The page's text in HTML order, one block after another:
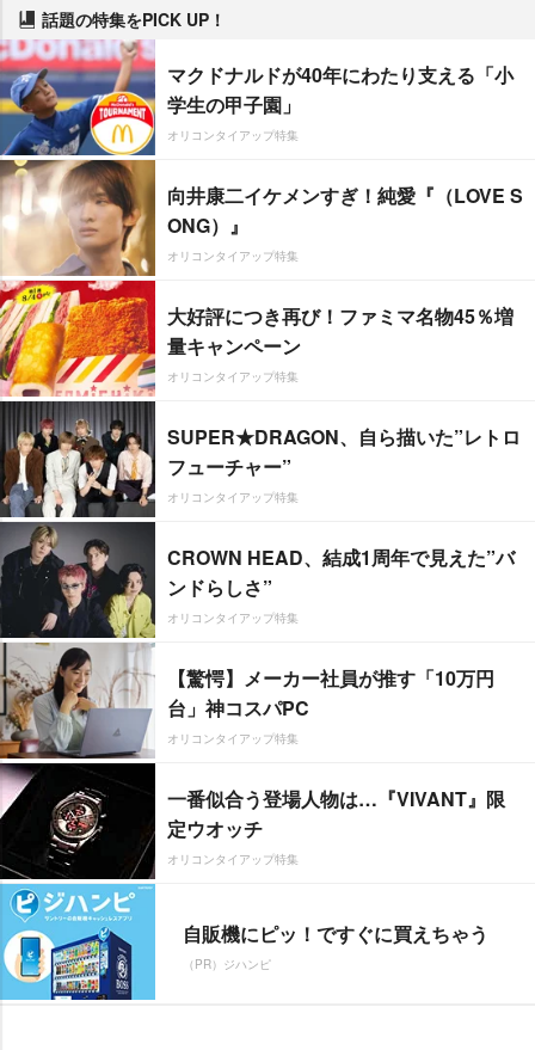
話題の特集をPICK UP！
マクドナルドが40年にわたり支える「小
学生の甲子園」
オリコンタイアップ特集
向井康二イケメンすぎ！純愛『（LOVE S
ONG）』
オリコンタイアップ特集
大好評につき再び！ファミマ名物45％増
量キャンペーン
オリコンタイアップ特集
SUPER★DRAGON、自ら描いた”レトロ
フューチャー”
オリコンタイアップ特集
CROWN HEAD、結成1周年で見えた”バ
ンドらしさ”
オリコンタイアップ特集
【驚愕】メーカー社員が推す「10万円
台」神コスパPC
オリコンタイアップ特集
一番似合う登場人物は…『VIVANT』限
定ウオッチ
オリコンタイアップ特集
自販機にピッ！ですぐに買えちゃう
（PR）ジハンピ